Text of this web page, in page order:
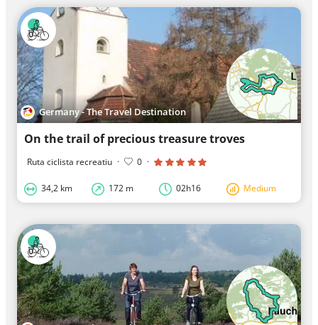
Germany - The Travel Destination
On the trail of precious treasure troves
Ruta ciclista recreatiu · 0 ·
34,2 km 172 m 02h16 Medium